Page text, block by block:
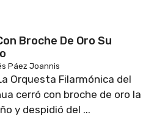
Broche De Oro Su
Páez Joannis
Orquesta Filarmónica del
cerró con broche de oro la
y despidió del ...